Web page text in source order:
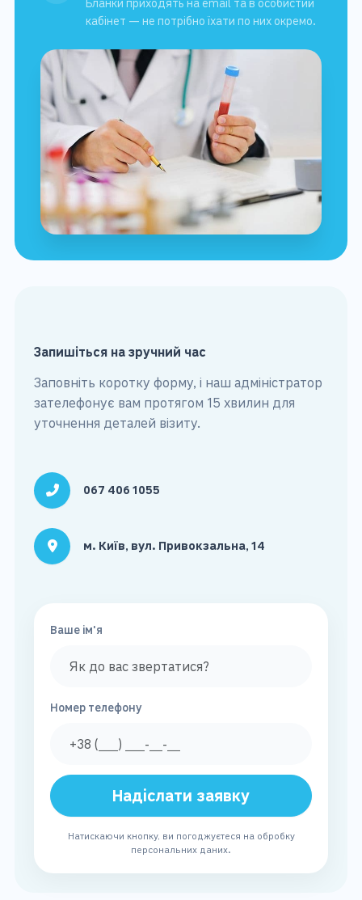
Бланки приходять на email та в особистий
кабінет — не потрібно їхати по них окремо.
Запишіться на зручний час
Заповніть коротку форму, і наш адміністратор
зателефонує вам протягом 15 хвилин для
уточнення деталей візиту.
067 406 1055
м. Київ, вул. Привокзальна, 14
Ваше ім'я
Номер телефону
Надіслати заявку
Натискаючи кнопку, ви погоджуєтеся на обробку
персональних даних.